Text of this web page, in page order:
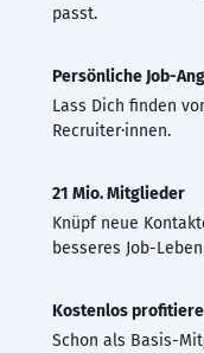
passt.
Persönliche Job-
Lass Dich finden
Recruiter·innen.
21 Mio. Mitglieder
Knüpf neue
besseres Job-
Kostenlos
Schon als Basis-